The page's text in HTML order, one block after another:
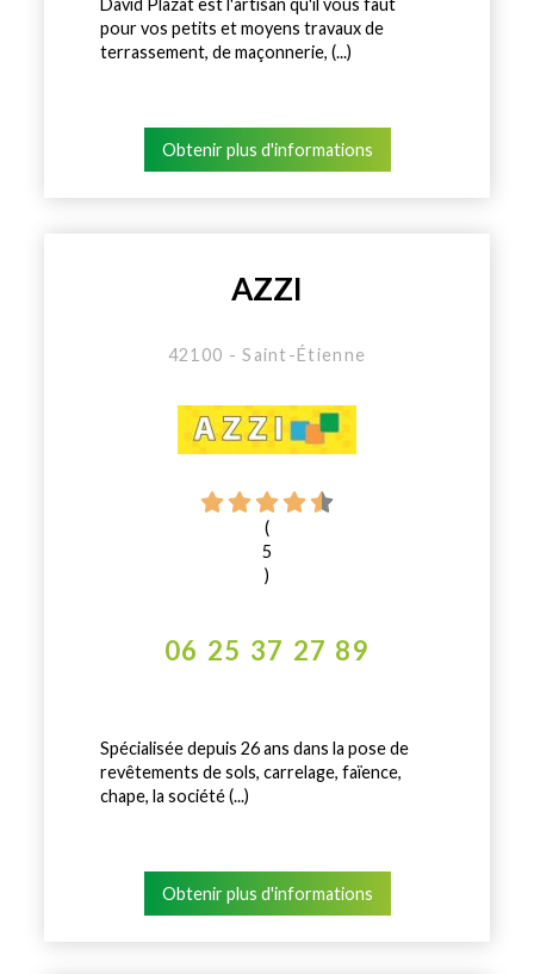
David Plazat est l'artisan qu'il vous faut
pour vos petits et moyens travaux de
terrassement, de maçonnerie, (...)
Obtenir plus d'informations
AZZI
42100 - Saint-Étienne
(
5
)
06 25 37 27 89
Spécialisée depuis 26 ans dans la pose de
revêtements de sols, carrelage, faïence,
chape, la société (...)
Obtenir plus d'informations